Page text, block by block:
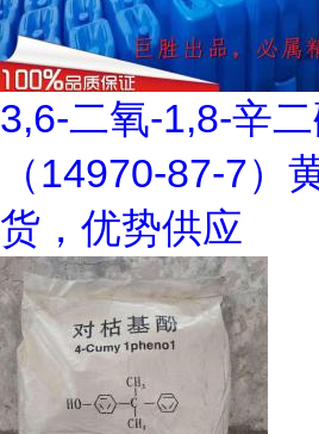
3,6-二氧-1,8-辛
（14970-87-7）
货，优势供应